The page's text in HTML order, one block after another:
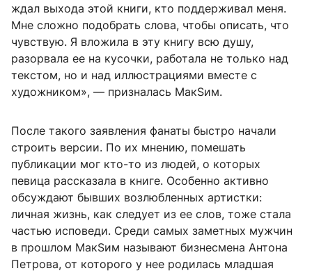
ждал выхода этой книги, кто поддерживал меня.
Мне сложно подобрать слова, чтобы описать, что
чувствую. Я вложила в эту книгу всю душу,
разорвала ее на кусочки, работала не только над
текстом, но и над иллюстрациями вместе с
художником», — призналась МакSим.
После такого заявления фанаты быстро начали
строить версии. По их мнению, помешать
публикации мог кто-то из людей, о которых
певица рассказала в книге. Особенно активно
обсуждают бывших возлюбленных артистки:
личная жизнь, как следует из ее слов, тоже стала
частью исповеди. Среди самых заметных мужчин
в прошлом МакSим называют бизнесмена Антона
Петрова, от которого у нее родилась младшая